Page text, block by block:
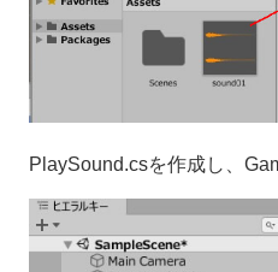
PlaySound.csを作成し、